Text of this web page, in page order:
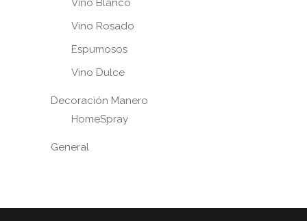
Vino Blanco
Vino Rosado
Espumosos
Vino Dulce
Decoración Manero
HomeSpray
General